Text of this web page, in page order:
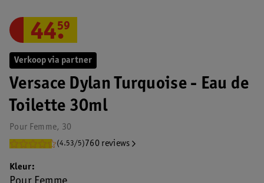
Verkoop via partner
Versace Dylan Turquoise - Eau de
Toilette 30ml
Pour Femme, 30
(4.53/5) 760 reviews
44.
59
Kleur